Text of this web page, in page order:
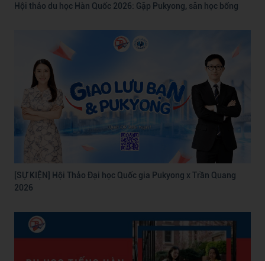
Hội thảo du học Hàn Quốc 2026: Gặp Pukyong, săn học bổng
[SỰ KIỆN] Hội Thảo Đại học Quốc gia Pukyong x Trần Quang
2026